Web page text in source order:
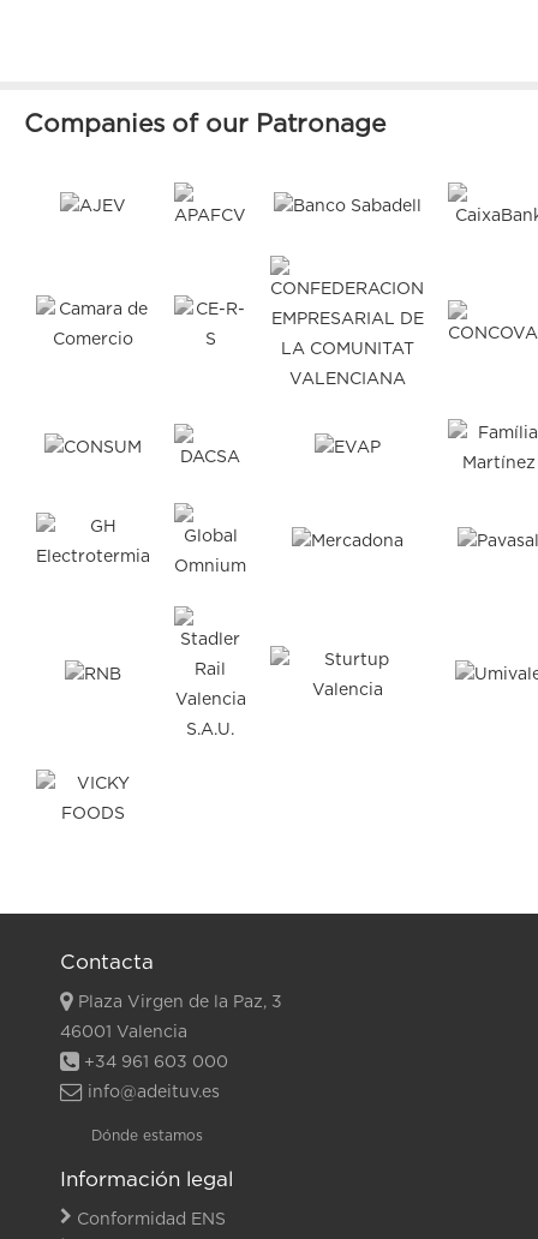
Companies of our Patronage
Contacta
Plaza Virgen de la Paz, 3
46001 Valencia
+34 961 603 000
info@adeituv.es
Dónde estamos
Información legal
Conformidad ENS